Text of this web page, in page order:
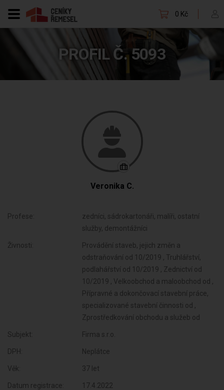
0 Kč
PROFIL Č. 5093
Veronika C.
Profese:
zedníci, sádrokartonáři, malíři, ostatní
služby, demontážníci
Živnosti:
Provádění staveb, jejich změn a
odstraňování od 10/2019 , Truhlářství,
podlahářství od 10/2019 , Zednictví od
10/2019 , Velkoobchod a maloobchod od ,
Přípravné a dokončovací stavební práce,
specializované stavební činnosti od ,
Zprostředkování obchodu a služeb od
Subjekt: Firma s.r.o.
DPH: Neplátce
Věk: 37 let
Datum registrace: 17.4.2022